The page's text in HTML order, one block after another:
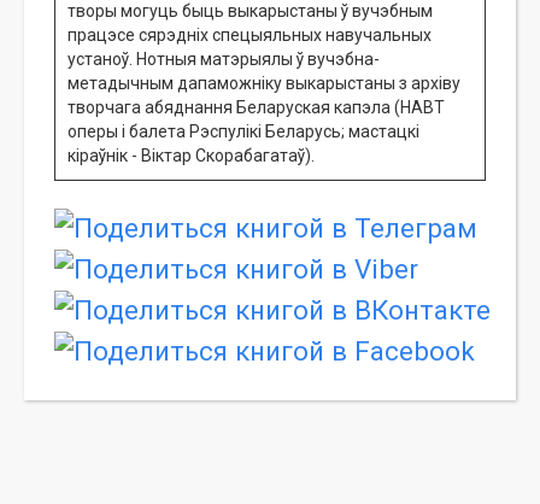
творы могуць быць выкарыстаны ў вучэбным
працэсе сярэдніх спецыяльных навучальных
устаноў. Нотныя матэрыялы ў вучэбна-
метадычным дапаможніку выкарыстаны з архіву
творчага абяднання Беларуская капэла (НАВТ
оперы і балета Рэспулікі Беларусь; мастацкі
кіраўнік - Віктар Скорабагатаў).